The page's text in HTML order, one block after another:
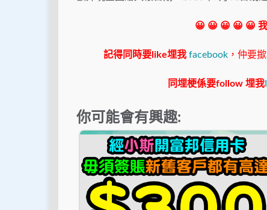
😀 😀 😀 😀 😀
記得同時要like埋我 facebook ，仲要
同埋梗係要follow 埋我
你可能會有興趣: